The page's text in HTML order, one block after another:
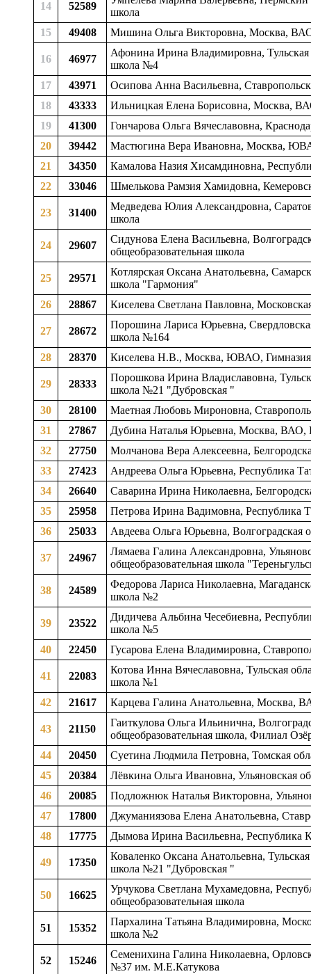
14 52589
школа
15
49408 Мишина Ольга Викторовна, Москва,
16 46977
Афонина Ирина Владимировна, Тульская
школа №4
17
43971
Осипова Анна Васильевна,
18
43333
Ильницкая Елена Борисовна, Москва,
19
41300
Гончарова Ольга Вячеславовна,
20
39442
Мастюгина Вера Ивановна, Москва,
21
34350
Камалова Назия Хисамдиновна,
22
33046 Шмелькова Рамзия Хамидовна,
23 31400
Медведева Юлия Александровна,
школа
24 29607
Сидунова Елена Васильевна,
общеобразовательная школа
25 29571
Котлярская Оксана Анатольевна,
школа "Гармония"
26
28867 Киселева Светлана Павловна,
27 28672
Порошина Лариса Юрьевна,
школа №164
28
28370 Киселева Н.В., Москва, ЮВАО,
29 28333
Порошкова Ирина Владиславовна,
школа №21 "Дубровская "
30
28100
Маетная Любовь Мироновна,
31
27867
Дубина Наталья Юрьевна, Москва, ВАО,
32
27750
Молчанова Вера Алексеевна,
33
27423
Андреева Ольга Юрьевна, Республика
34
26640
Саварина Ирина Николаевна,
35
25958
Петрова Ирина Вадимовна, Республика
36
25033 Авдеева Ольга Юрьевна, Волгоградская
37 24967
Лямаева Галина Александровна,
общеобразовательная школа
38 24589
Федорова Лариса Николаевна,
школа №2
39 23522
Дидичева Альбина Чесебиевна,
школа №5
40
22450 Гусарова Елена Владимировна,
41 22083
Котова Инна Вячеславовна, Тульская
школа №1
42
21617 Карцева Галина Анатольевна, Москва,
43 21150
Гаиткулова Ольга Ильинична,
общеобразовательная школа, Филиал
44
20450
Суетина Людмила Петровна, Томская
45
20384
Лёвкина Ольга Ивановна, Ульяновская
46
20085
Подложнюк Наталья Викторовна,
47
17800
Джуманиязова Елена Анатольевна,
48
17775 Дымова Ирина Васильевна, Республика
49 17350
Коваленко Оксана Анатольевна,
школа №21 "Дубровская "
50 16625
Урчукова Светлана Мухамедовна,
общеобразовательная школа
51 15352
Пархалина Татьяна Владимировна,
школа №2
52 15246
Семенихина Галина Николаевна,
№37 им. М.Е.Катукова